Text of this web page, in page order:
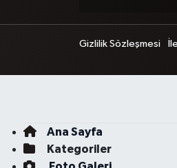
Gizlilik Sözleşmesi
Ana Sayfa
Kategoriler